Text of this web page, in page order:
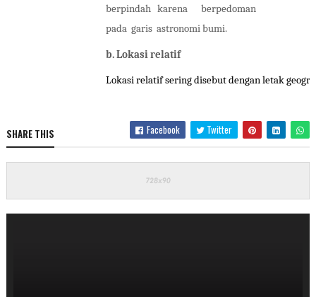
berpindah karena  berpedoman
pada  garis  astronomi bumi.
b. Lokasi relatif
Lokasi relatif sering disebut dengan letak
SHARE THIS Facebook Twitter